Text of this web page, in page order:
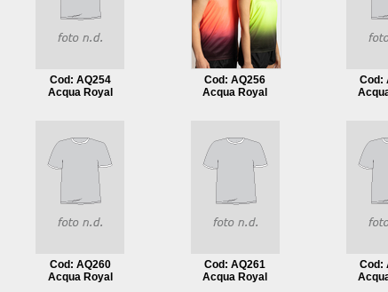
Cod: AQ254
Acqua Royal
Cod: AQ256
Acqua Royal
Cod:
Cod: AQ260
Acqua Royal
Cod: AQ261
Acqua Royal
Cod: